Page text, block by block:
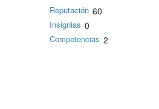
Reputación 60
Insignias 0
Competencias 2